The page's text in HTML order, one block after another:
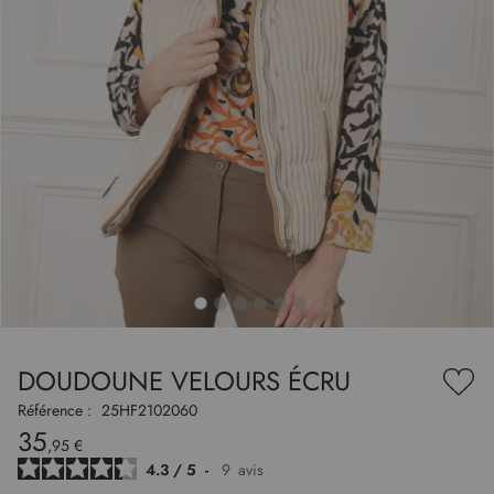
DOUDOUNE VELOURS ÉCRU
à
Référence : 25HF2102060
35,95 €
4.3 / 5 - 9 avis